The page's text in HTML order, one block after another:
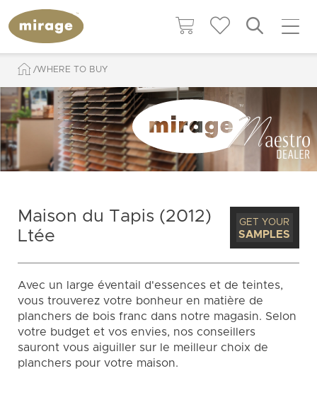
WHERE TO BUY
Maison du Tapis (2012)
Ltée
GET YOUR
SAMPLES
Avec un large éventail d'essences et de teintes,
vous trouverez votre bonheur en matière de
planchers de bois franc dans notre magasin. Selon
votre budget et vos envies, nos conseillers
sauront vous aiguiller sur le meilleur choix de
planchers pour votre maison.